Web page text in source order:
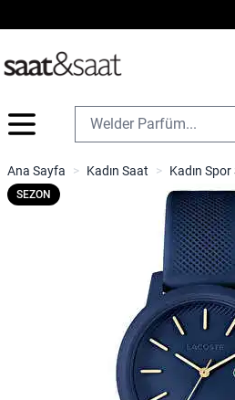
İçeriğe geç
Ana Sayfa > Kadın Saat > Kadın Spor
SEZON